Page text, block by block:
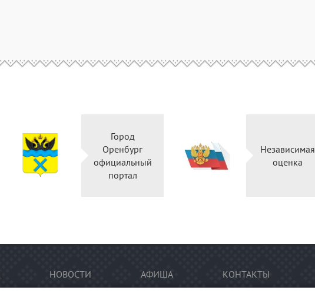
Город
Оренбург
официальный
портал
Независимая
оценка
НОВОСТИ АФИША КОНТАКТЫ